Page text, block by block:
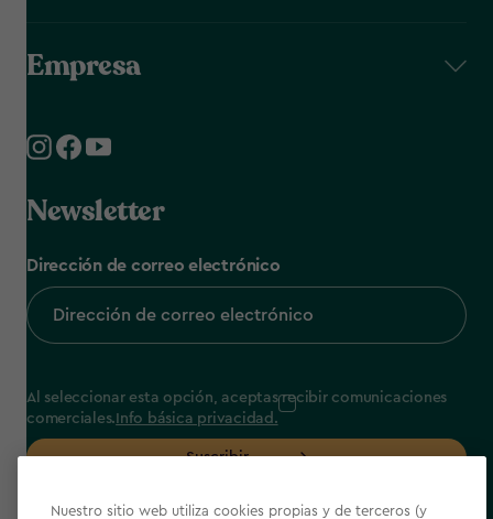
Empresa
Newsletter
Dirección de correo electrónico
Al seleccionar esta opción, aceptas recibir comunicaciones
comerciales. Info básica privacidad.
Suscribir
Nuestro sitio web utiliza cookies propias y de terceros (y